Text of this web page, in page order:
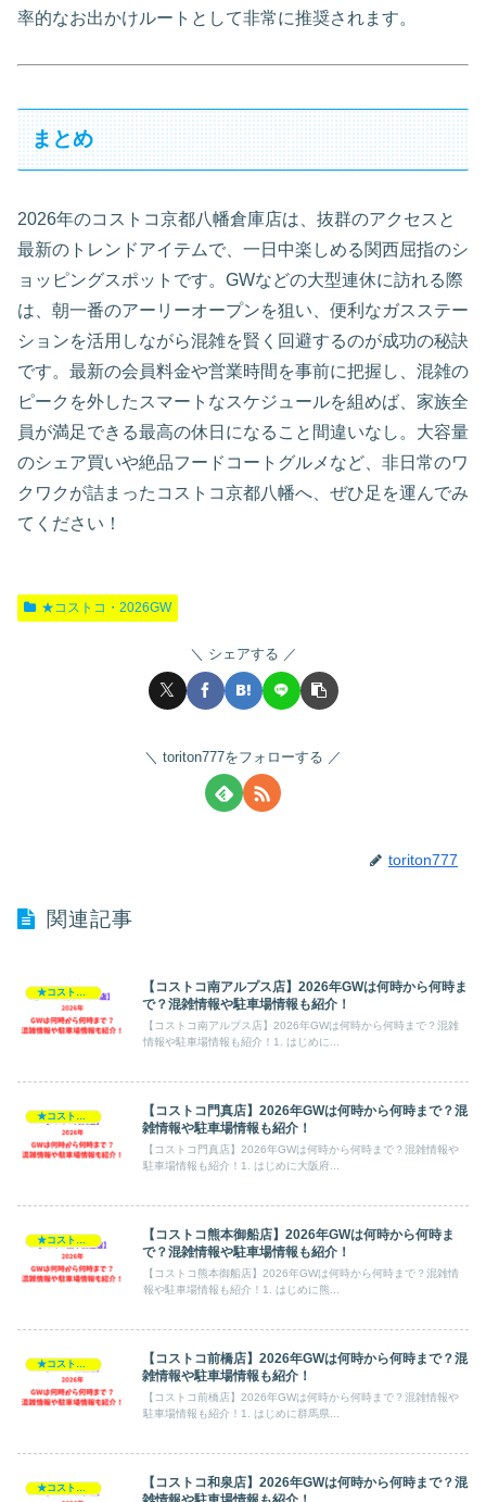
率的なお出かけルートとして非常に推奨されます。
まとめ
2026年のコストコ京都八幡倉庫店は、抜群のアクセスと
最新のトレンドアイテムで、一日中楽しめる関西屈指のシ
ョッピングスポットです。GWなどの大型連休に訪れる際
は、朝一番のアーリーオープンを狙い、便利なガスステー
ションを活用しながら混雑を賢く回避するのが成功の秘訣
です。最新の会員料金や営業時間を事前に把握し、混雑の
ピークを外したスマートなスケジュールを組めば、家族全
員が満足できる最高の休日になること間違いなし。大容量
のシェア買いや絶品フードコートグルメなど、非日常のワ
クワクが詰まったコストコ京都八幡へ、ぜひ足を運んでみ
てください！
★コストコ・2026GW
シェアする
toriton777をフォローする
toriton777
関連記事
★コストコ・2026GW
【コストコ南アルプス店】2026年GWは何時から何時ま
で？混雑情報や駐車場情報も紹介！
【コストコ南アルプス店】2026年GWは何時から何時まで？混雑
情報や駐車場情報も紹介！1. はじめに...
【コストコ門真店】2026年GWは何時から何時まで？混
雑情報や駐車場情報も紹介！
【コストコ門真店】2026年GWは何時から何時まで？混雑情報や
駐車場情報も紹介！1. はじめに大阪府...
【コストコ熊本御船店】2026年GWは何時から何時ま
で？混雑情報や駐車場情報も紹介！
【コストコ熊本御船店】2026年GWは何時から何時まで？混雑情
報や駐車場情報も紹介！1. はじめに熊...
【コストコ前橋店】2026年GWは何時から何時まで？混
雑情報や駐車場情報も紹介！
【コストコ前橋店】2026年GWは何時から何時まで？混雑情報や
駐車場情報も紹介！1. はじめに群馬県...
【コストコ和泉店】2026年GWは何時から何時まで？混
雑情報や駐車場情報も紹介！